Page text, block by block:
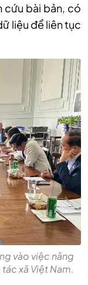
bài bản, có
liệu để liên tục
vào việc nâng
xã Việt Nam.